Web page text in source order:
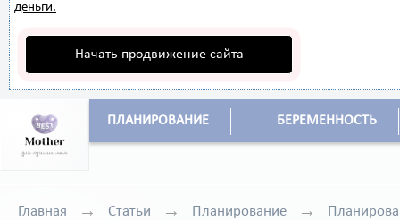
деньги.
Начать продвижение сайта
ПЛАНИРОВАНИЕ БЕРЕМЕННОСТЬ
Главная Статьи Планирование